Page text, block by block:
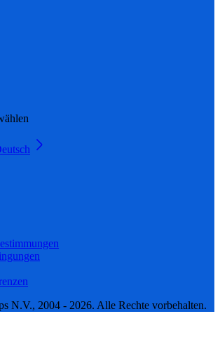
N.V., 2004 - 2026. Alle Rechte vorbehalten.